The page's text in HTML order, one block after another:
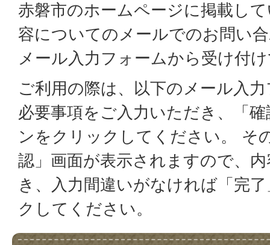
赤磐市のホームページに掲載し
容についてのメールでのお問い
メール入力フォームから受け付
ご利用の際は、以下のメール入
必要事項をご入力いただき、「
ンをクリックしてください。 そ
認」画面が表示されますので、
き、入力間違いがなければ「完
クしてください。